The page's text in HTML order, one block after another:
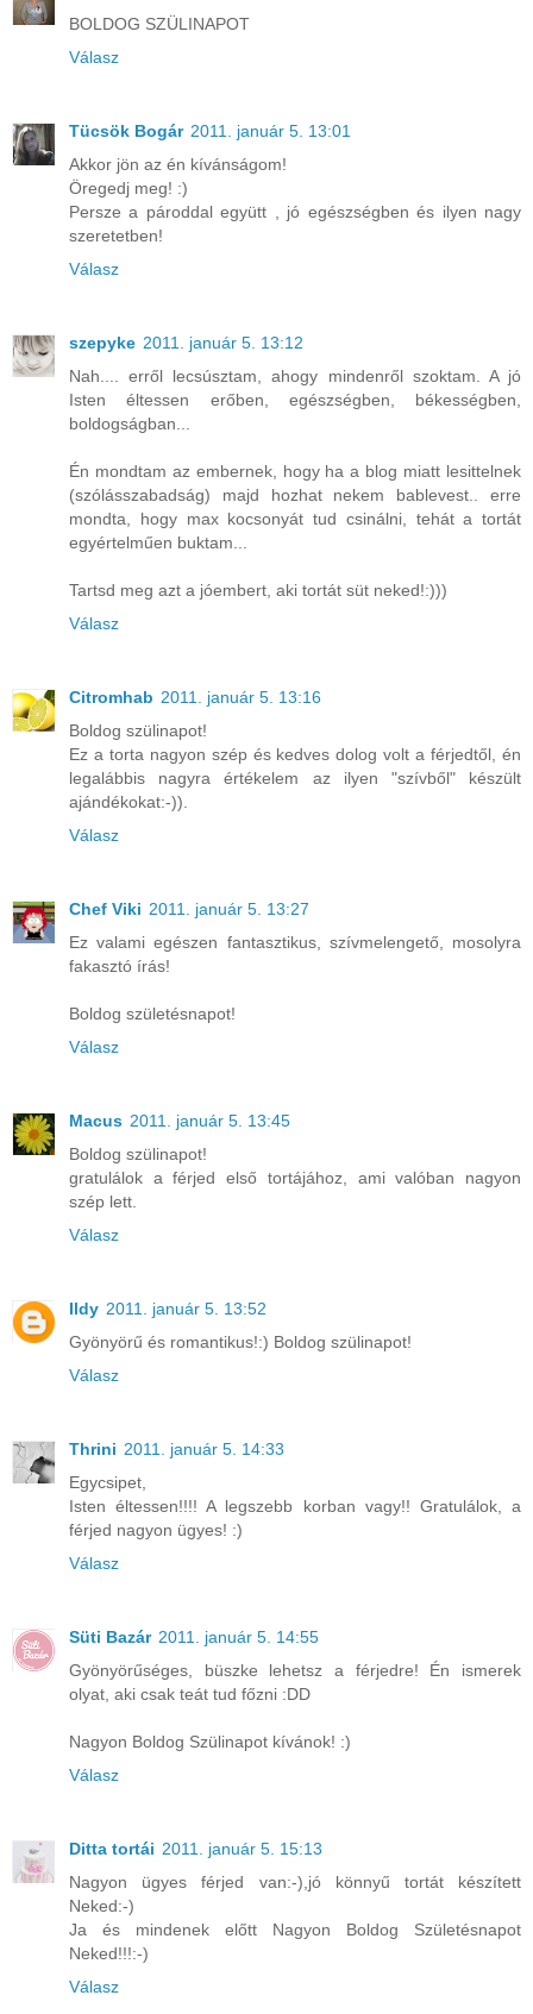
BOLDOG SZÜLINAPOT
Válasz
Tücsök Bogár 2011. január 5. 13:01
Akkor jön az én kívánságom!
Öregedj meg! :)
Persze a pároddal együtt , jó egészségben és ilyen nagy
szeretetben!
Válasz
szepyke 2011. január 5. 13:12
Nah.... erről lecsúsztam, ahogy mindenről szoktam. A jó
Isten éltessen erőben, egészségben, békességben,
boldogságban...
Én mondtam az embernek, hogy ha a blog miatt lesittelnek
(szólásszabadság) majd hozhat nekem bablevest.. erre
mondta, hogy max kocsonyát tud csinálni, tehát a tortát
egyértelműen buktam...
Tartsd meg azt a jóembert, aki tortát süt neked!:)))
Válasz
Citromhab 2011. január 5. 13:16
Boldog szülinapot!
Ez a torta nagyon szép és kedves dolog volt a férjedtől, én
legalábbis nagyra értékelem az ilyen "szívből" készült
ajándékokat:-)).
Válasz
Chef Viki 2011. január 5. 13:27
Ez valami egészen fantasztikus, szívmelengető, mosolyra
fakasztó írás!
Boldog születésnapot!
Válasz
Macus 2011. január 5. 13:45
Boldog szülinapot!
gratulálok a férjed első tortájához, ami valóban nagyon
szép lett.
Válasz
Ildy 2011. január 5. 13:52
Gyönyörű és romantikus!:) Boldog szülinapot!
Válasz
Thrini 2011. január 5. 14:33
Egycsipet,
Isten éltessen!!!! A legszebb korban vagy!! Gratulálok, a
férjed nagyon ügyes! :)
Válasz
Süti Bazár 2011. január 5. 14:55
Gyönyörűséges, büszke lehetsz a férjedre! Én ismerek
olyat, aki csak teát tud főzni :DD
Nagyon Boldog Szülinapot kívánok! :)
Válasz
Ditta tortái 2011. január 5. 15:13
Nagyon ügyes férjed van:-),jó könnyű tortát készített
Neked:-)
Ja és mindenek előtt Nagyon Boldog Születésnapot
Neked!!!:-)
Válasz